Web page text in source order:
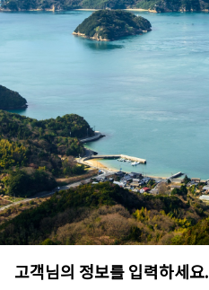
고객님의 정보를 입력하세요.